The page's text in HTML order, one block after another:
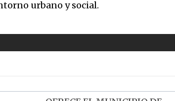
urbano y social.